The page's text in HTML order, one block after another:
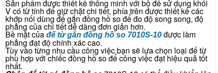
Sản phẩm được thiết kế thông minh với bộ đế sử dụng khối
V có từ tính để giữ chặt chi tiết, phía trên được thiết kế các
khớp nối dùng để gắn đồng hồ so để đo độ song song, độ
phẳng của chi tiết dễ dàng đơn giản hơn.
Bề mặt của đế từ gắn đồng hồ so 7010S-10 được làm
phẳng đạt độ chính xác cao.
Tùy vào từng nhu cầu công việc bạn sẽ lựa chọn loại đế từ
phù hợp với chiếc đồng hồ so để công việc đạt hiệu quả tốt
nhất.